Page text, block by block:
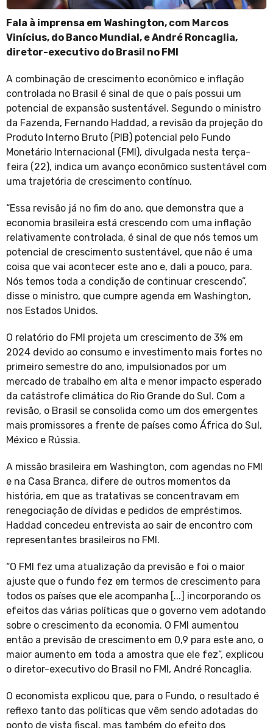
Fala à imprensa em Washington, com Marcos
Vinícius, do Banco Mundial, e André Roncaglia,
diretor-executivo do Brasil no FMI
A combinação de crescimento econômico e inflação
controlada no Brasil é sinal de que o país possui um
potencial de expansão sustentável. Segundo o ministro
da Fazenda, Fernando Haddad, a revisão da projeção do
Produto Interno Bruto (PIB) potencial pelo Fundo
Monetário Internacional (FMI), divulgada nesta terça-
feira (22), indica um avanço econômico sustentável com
uma trajetória de crescimento contínuo.
“Essa revisão já no fim do ano, que demonstra que a
economia brasileira está crescendo com uma inflação
relativamente controlada, é sinal de que nós temos um
potencial de crescimento sustentável, que não é uma
coisa que vai acontecer este ano e, dali a pouco, para.
Nós temos toda a condição de continuar crescendo”,
disse o ministro, que cumpre agenda em Washington,
nos Estados Unidos.
O relatório do FMI projeta um crescimento de 3% em
2024 devido ao consumo e investimento mais fortes no
primeiro semestre do ano, impulsionados por um
mercado de trabalho em alta e menor impacto esperado
da catástrofe climática do Rio Grande do Sul. Com a
revisão, o Brasil se consolida como um dos emergentes
mais promissores a frente de países como África do Sul,
México e Rússia.
A missão brasileira em Washington, com agendas no FMI
e na Casa Branca, difere de outros momentos da
história, em que as tratativas se concentravam em
renegociação de dívidas e pedidos de empréstimos.
Haddad concedeu entrevista ao sair de encontro com
representantes brasileiros no FMI.
“O FMI fez uma atualização da previsão e foi o maior
ajuste que o fundo fez em termos de crescimento para
todos os países que ele acompanha [...] incorporando os
efeitos das várias políticas que o governo vem adotando
sobre o crescimento da economia. O FMI aumentou
então a previsão de crescimento em 0,9 para este ano, o
maior aumento em toda a amostra que ele fez”, explicou
o diretor-executivo do Brasil no FMI, André Roncaglia.
O economista explicou que, para o Fundo, o resultado é
reflexo tanto das políticas que vêm sendo adotadas do
ponto de vista fiscal, mas também do efeito dos